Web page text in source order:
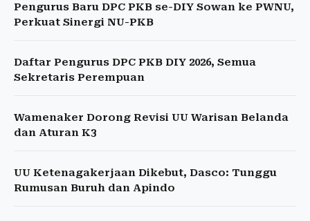
Pengurus Baru DPC PKB se-DIY Sowan ke PWNU,
Perkuat Sinergi NU-PKB
Daftar Pengurus DPC PKB DIY 2026, Semua
Sekretaris Perempuan
Wamenaker Dorong Revisi UU Warisan Belanda
dan Aturan K3
UU Ketenagakerjaan Dikebut, Dasco: Tunggu
Rumusan Buruh dan Apindo